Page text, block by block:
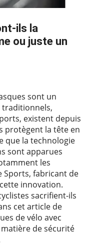
ils la
ou juste un
sont un
traditionnels,
existent depuis
protègent la tête en
que la technologie
sont apparues
les
Sports, fabricant de
innovation.
sacrifient-ils
cet article de
de vélo avec
de sécurité